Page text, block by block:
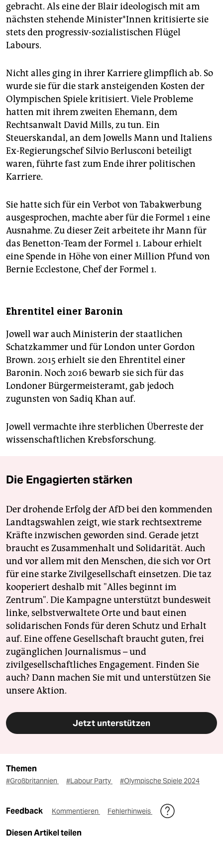
gebracht. Als eine der Blair ideologisch mit am
nächsten stehende Minister*Innen kritisierte sie
stets den progressiv-sozialistischen Flügel
Labours.
Nicht alles ging in ihrer Karriere glimpflich ab. So
wurde sie für die stark ansteigenden Kosten der
Olympischen Spiele kritisiert. Viele Probleme
hatten mit ihrem zweiten Ehemann, dem
Rechtsanwalt David Mills, zu tun. Ein
Steuerskandal, an dem Jowells Mann und Italiens
Ex-Regierungschef Silvio Berlusconi beteiligt
waren, führte fast zum Ende ihrer politischen
Karriere.
Sie hatte sich für ein Verbot von Tabakwerbung
ausgesprochen, machte aber für die Formel 1 eine
Ausnahme. Zu dieser Zeit arbeitete ihr Mann für
das Benetton-Team der Formel 1. Labour erhielt
eine Spende in Höhe von einer Million Pfund von
Bernie Ecclestone, Chef der Formel 1.
Ehrentitel einer Baronin
Jowell war auch Ministerin der staatlichen
Schatzkammer und für London unter Gordon
Brown. 2015 erhielt sie den Ehrentitel einer
Baronin. Noch 2016 bewarb sie sich für das
Londoner Bürgermeisteramt, gab jedoch
zugunsten von Sadiq Khan auf.
Jowell vermachte ihre sterblichen Überreste der
wissenschaftlichen Krebsforschung.
Die Engagierten stärken
Der drohende Erfolg der AfD bei den kommenden
Landtagswahlen zeigt, wie stark rechtsextreme
Kräfte inzwischen geworden sind. Gerade jetzt
braucht es Zusammenhalt und Solidarität. Auch
und vor allem mit den Menschen, die sich vor Ort
für eine starke Zivilgesellschaft einsetzen. Die taz
kooperiert deshalb mit "Alles beginnt im
Zentrum". Die Kampagne unterstützt bundesweit
linke, selbstverwaltete Orte und baut einen
solidarischen Fonds für deren Schutz und Erhalt
auf. Eine offene Gesellschaft braucht guten, frei
zugänglichen Journalismus – und
zivilgesellschaftliches Engagement. Finden Sie
auch? Dann machen Sie mit und unterstützen Sie
unsere Aktion.
Jetzt unterstützen
Themen
#Großbritannien #Labour Party #Olympische Spiele 2024
Feedback Kommentieren Fehlerhinweis
Diesen Artikel teilen